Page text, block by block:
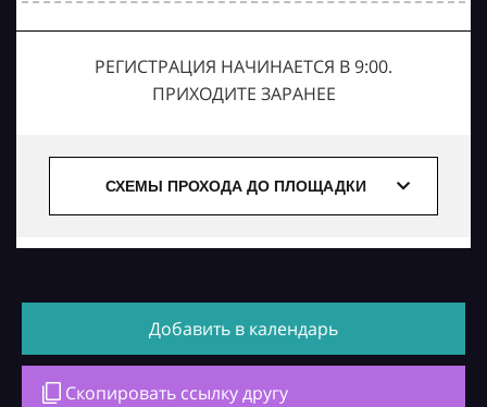
РЕГИСТРАЦИЯ НАЧИНАЕТСЯ В 9:00.
ПРИХОДИТЕ ЗАРАНЕЕ
СХЕМЫ ПРОХОДА ДО ПЛОЩАДКИ
Добавить в календарь
Скопировать ссылку другу